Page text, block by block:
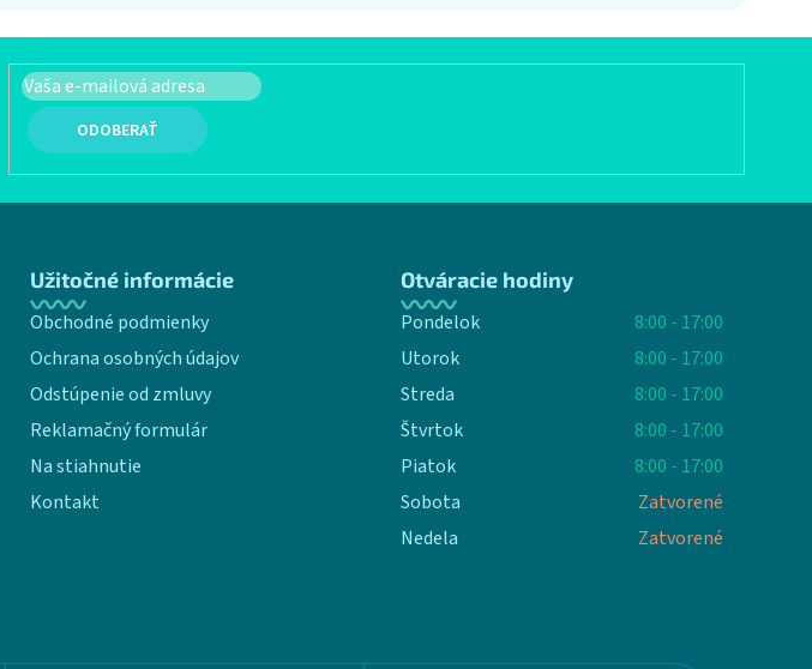
PRIHLÁSIŤ SA
Užitočné informácie
Obchodné podmienky
Ochrana osobných údajov
Odstúpenie od zmluvy
Reklamačný formulár
Na stiahnutie
Kontakt
Otváracie hodiny
Pondelok
8:00 - 17:00
Utorok
8:00 - 17:00
Streda
8:00 - 17:00
Štvrtok
8:00 - 17:00
Piatok
8:00 - 17:00
Sobota
Zatvorené
Nedela
Zatvorené